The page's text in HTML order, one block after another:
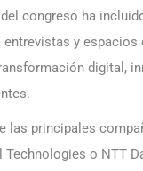
congreso ha
y
digital,
las principales
o NTT